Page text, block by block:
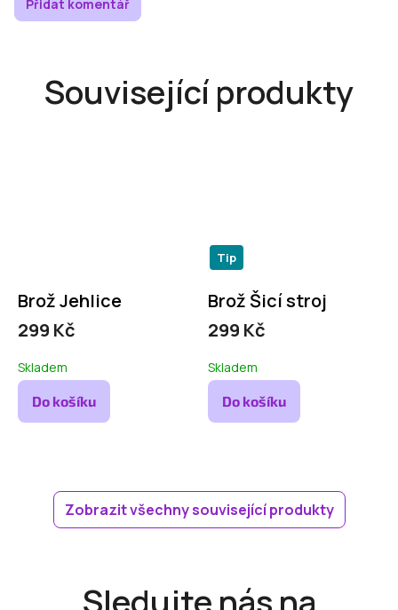
Související produkty
Brož Jehlice
299 Kč
Skladem
Do košíku
Tip
Brož Šicí stroj
299 Kč
Skladem
Do košíku
Zobrazit všechny související produkty
Přidat komentář